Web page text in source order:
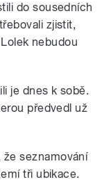
do sousedních
zjistit,
nebudou
je dnes k sobě.
předvedl už
že seznamování
tři ubikace.